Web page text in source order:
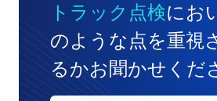
トラック点検にお
のような点を重視
るかお聞かせくだ